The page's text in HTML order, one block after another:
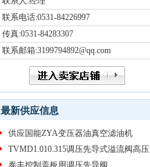
联系电话:0531-84226997
传真:0531-84283307
联系邮箱:3199794892@qq.com
最新供应信息
供应国能ZYA变压器油真空滤油机
TVMD1.010.315调压先导式溢流阀高压
泰丰控制盖板用调压先导阀